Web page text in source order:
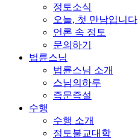
정토소식
오늘, 첫 만남입니다
언론 속 정토
문의하기
법륜스님
법륜스님 소개
스님의하루
즉문즉설
수행
수행 소개
정토불교대학